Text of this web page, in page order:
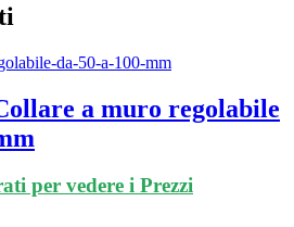
a muro regolabile
per vedere i Prezzi